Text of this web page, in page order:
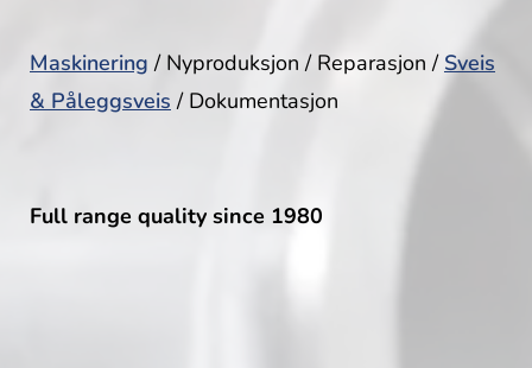
Maskinering / Nyproduksjon / Reparasjon / Sveis
& Påleggsveis / Dokumentasjon
Full range quality since 1980